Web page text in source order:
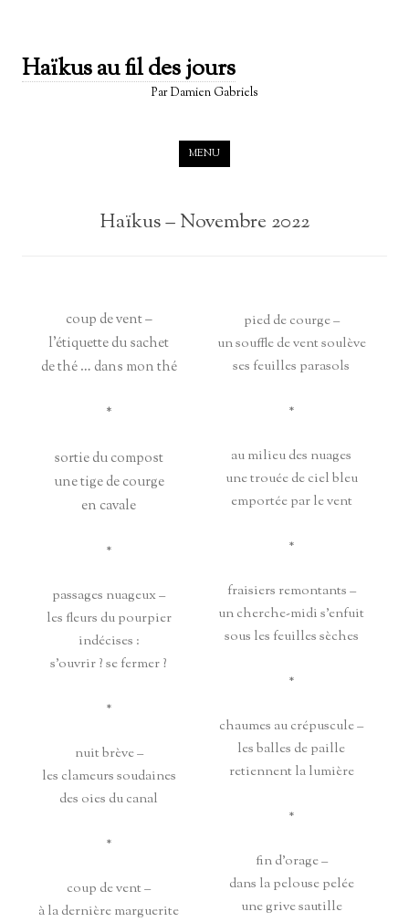
Haïkus au fil des jours
Par Damien Gabriels
MENU
Haïkus – Novembre 2022
coup de vent –
l’étiquette du sachet
de thé … dans mon thé
*
sortie du compost
une tige de courge
en cavale
*
passages nuageux –
les fleurs du pourpier
indécises :
s’ouvrir ? se fermer ?
*
nuit brève –
les clameurs soudaines
des oies du canal
*
coup de vent –
à la dernière marguerite
pied de courge –
un souffle de vent soulève
ses feuilles parasols
*
au milieu des nuages
une trouée de ciel bleu
emportée par le vent
*
fraisiers remontants –
un cherche-midi s’enfuit
sous les feuilles sèches
*
chaumes au crépuscule –
les balles de paille
retiennent la lumière
*
fin d’orage –
dans la pelouse pelée
une grive sautille